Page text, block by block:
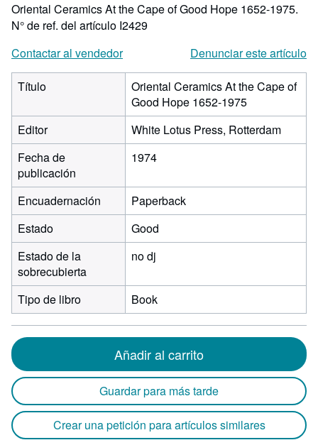
Oriental Ceramics At the Cape of Good Hope 1652-1975.
N° de ref. del artículo I2429
Contactar al vendedor
Denunciar este artículo
Título
Oriental Ceramics At the Cape of
Good Hope 1652-1975
Editor
White Lotus Press, Rotterdam
Fecha de
publicación
1974
Encuadernación
Paperback
Estado
Good
Estado de la
sobrecubierta
no dj
Tipo de libro Book
Añadir al carrito
Guardar para más tarde
Crear una petición para artículos similares